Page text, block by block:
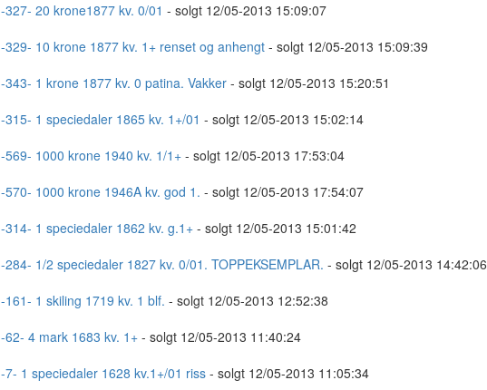
-327- 20 krone1877 kv. 0/01 - solgt 12/05-2013 15:09:07
-329- 10 krone 1877 kv. 1+ renset og anhengt- solgt 12/05-2013 15:09:39
-343- 1 krone 1877 kv. 0 patina. Vakker- solgt 12/05-2013 15:20:51
-315- 1 speciedaler 1865 kv. 1+/01 - solgt 12/05-2013 15:02:14
-569- 1000 krone 1940 kv. 1/1+- solgt 12/05-2013 17:53:04
-570- 1000 krone 1946A kv. god 1. - solgt 12/05-2013 17:54:07
-314- 1 speciedaler 1862 kv. g.1+- solgt 12/05-2013 15:01:42
-284- 1/2 speciedaler 1827 kv. 0/01. TOPPEKSEMPLAR. - solgt 12/05-2013 14:42:06
-161- 1 skiling 1719 kv. 1 blf. - solgt 12/05-2013 12:52:38
-62- 4 mark 1683 kv. 1+- solgt 12/05-2013 11:40:24
-7- 1 speciedaler 1628 kv.1+/01 riss- solgt 12/05-2013 11:05:34